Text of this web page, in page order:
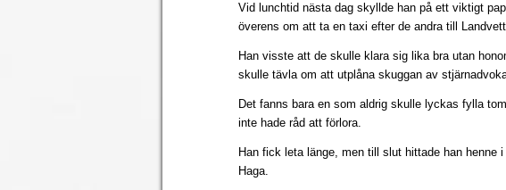
Vid lunchtid nästa dag skyllde han på ett viktigt
överens om att ta en taxi efter de andra till
Han visste att de skulle klara sig lika bra utan
skulle tävla om att utplåna skuggan av
Det fanns bara en som aldrig skulle lyckas fylla
inte hade råd att förlora.
Han fick leta länge, men till slut hittade han henne
Haga.